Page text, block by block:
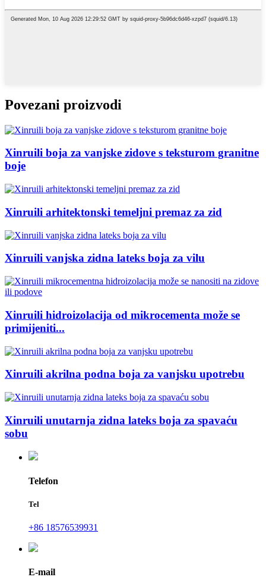
Povezani proizvodi
Xinruili boja za vanjske zidove s teksturom granitne
boje
Xinruili arhitektonski temeljni premaz za zid
Xinruili vanjska zidna lateks boja za vilu
Xinruili hidroizolacija od mikrocementa može se
primijeniti...
Xinruili akrilna podna boja za vanjsku upotrebu
Xinruili unutarnja zidna lateks boja za spavaću
sobu
Telefon
Tel
+86 18576539931
E-mail